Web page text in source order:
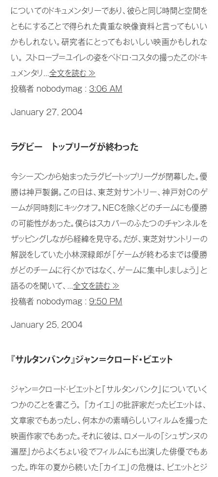
についてのドキュメンタリーであり、彼らと同じ時間と空間を
ともにすることで得られた貴重な映像資料と言ってもいい
かもしれない。研究者にとってもおいしい映画かもしれな
い。 ストロ－ブ=ユイレの姿をペドロ・コスタの撮ったこのドキ
ュメンタリ...全文を読む ≫
投稿者 nobodymag : 3:06 AM
January 27, 2004
ラグビー トップリーグが終わった
今シーズンから始まったラグビートップリーグが閉幕した。優
勝は神戸製鋼。この日は、東芝対サントリー、神戸対Ｃのゲ
ームが同時刻にキックオフ。ＮＥＣを除くどのチームにも優勝
の可能性があった。僕らはスカパーのふたつのチャンネルを
ザッピングしながら経緯を見守る。だが、東芝対サントリーの
解説をしていた小林深緑郎が「ゲームが終わるまでは優勝
がどのチームに行くかではなく、ゲームに集中しましょう」と
語るのを聞いて、...全文を読む ≫
投稿者 nobodymag :9:50 PM
January 25, 2004
『サルタンバンク』ジャン＝クロード・ビエット
ジャン＝クロード・ビエットと『サルタンバンク』についていく
つかのことを書こう。 「カイエ」の批評家だったビエットは、
文章家でもあったし、何本かの素晴らしいフィルムを撮った
映画作家でもあった。それに彼は、ロメールの『シュザンヌの
遍歴』からよくちょい役でフィルムにも出演した俳優でもあ
った。昨年の夏から続いた「カイエ」の危機は、ビエットとジ